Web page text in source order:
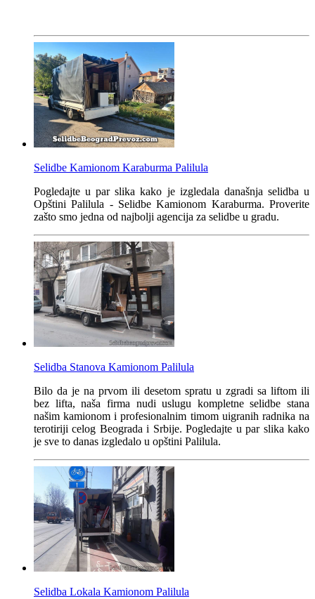
Selidbe Kamionom Karaburma Palilula
Pogledajte u par slika kako je izgledala današnja selidba u
Opštini Palilula - Selidbe Kamionom Karaburma. Proverite
zašto smo jedna od najbolji agencija za selidbe u gradu.
Selidba Stanova Kamionom Palilula
Bilo da je na prvom ili desetom spratu u zgradi sa liftom ili
bez lifta, naša firma nudi uslugu kompletne selidbe stana
našim kamionom i profesionalnim timom uigranih radnika na
terotiriji celog Beograda i Srbije. Pogledajte u par slika kako
je sve to danas izgledalo u opštini Palilula.
Selidba Lokala Kamionom Palilula